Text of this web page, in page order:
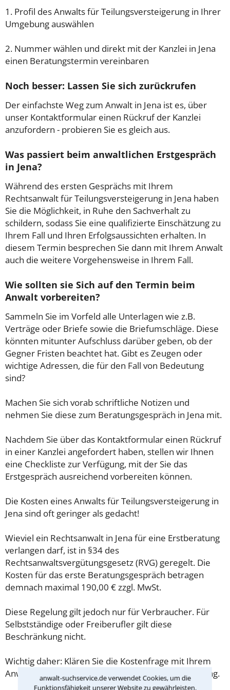
anwalt-suchservice.de verwendet Cookies, um die
Funktionsfähigkeit unserer Website zu gewährleisten.
1. Profil des Anwalts für Teilungsversteigerung in Ihrer
Umgebung auswählen
2. Nummer wählen und direkt mit der Kanzlei in Jena
einen Beratungstermin vereinbaren
Noch besser: Lassen Sie sich zurückrufen
Der einfachste Weg zum Anwalt in Jena ist es, über
unser Kontaktformular einen Rückruf der Kanzlei
anzufordern - probieren Sie es gleich aus.
Was passiert beim anwaltlichen Erstgespräch
in Jena?
Während des ersten Gesprächs mit Ihrem
Rechtsanwalt für Teilungsversteigerung in Jena haben
Sie die Möglichkeit, in Ruhe den Sachverhalt zu
schildern, sodass Sie eine qualifizierte Einschätzung zu
Ihrem Fall und Ihren Erfolgsaussichten erhalten. In
diesem Termin besprechen Sie dann mit Ihrem Anwalt
auch die weitere Vorgehensweise in Ihrem Fall.
Wie sollten sie Sich auf den Termin beim
Anwalt vorbereiten?
Sammeln Sie im Vorfeld alle Unterlagen wie z.B.
Verträge oder Briefe sowie die Briefumschläge. Diese
könnten mitunter Aufschluss darüber geben, ob der
Gegner Fristen beachtet hat. Gibt es Zeugen oder
wichtige Adressen, die für den Fall von Bedeutung
sind?
Machen Sie sich vorab schriftliche Notizen und
nehmen Sie diese zum Beratungsgespräch in Jena mit.
Nachdem Sie über das Kontaktformular einen Rückruf
in einer Kanzlei angefordert haben, stellen wir Ihnen
eine Checkliste zur Verfügung, mit der Sie das
Erstgespräch ausreichend vorbereiten können.
Die Kosten eines Anwalts für Teilungsversteigerung in
Jena sind oft geringer als gedacht!
Wieviel ein Rechtsanwalt in Jena für eine Erstberatung
verlangen darf, ist in §34 des
Rechtsanwaltsvergütungsgesetz (RVG) geregelt. Die
Kosten für das erste Beratungsgespräch betragen
demnach maximal 190,00 € zzgl. MwSt.
Diese Regelung gilt jedoch nur für Verbraucher. Für
Selbstständige oder Freiberufler gilt diese
Beschränkung nicht.
Wichtig daher: Klären Sie die Kostenfrage mit Ihrem
Anwalt aus Jena schon zu Beginn der ersten Beratung.